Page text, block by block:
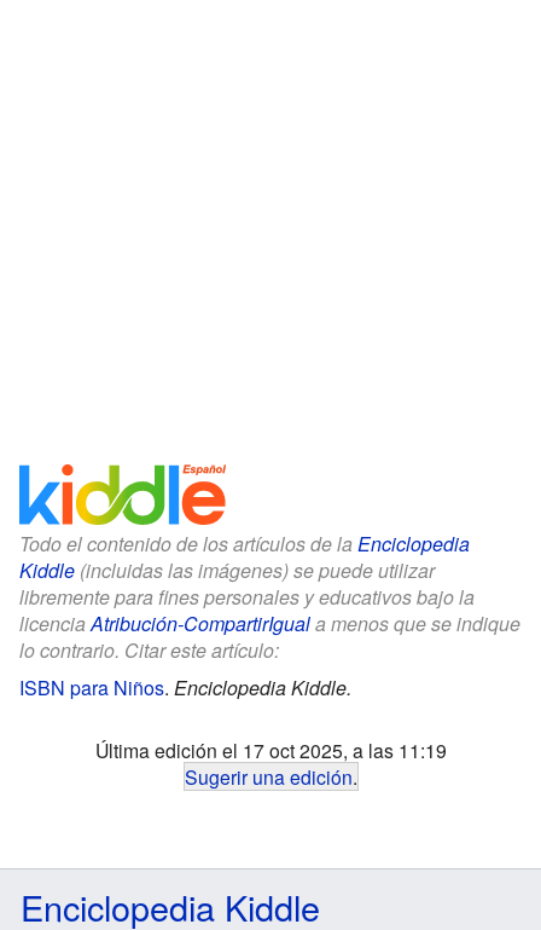
Todo el contenido de los artículos de la Enciclopedia
Kiddle (incluidas las imágenes) se puede utilizar
libremente para fines personales y educativos bajo la
licenciaAtribución-CompartirIguala menos que se indique
lo contrario. Citar este artículo:
ISBN para Niños. Enciclopedia Kiddle.
Última edición el 17 oct 2025, a las 11:19
Sugerir una edición.
Enciclopedia Kiddle